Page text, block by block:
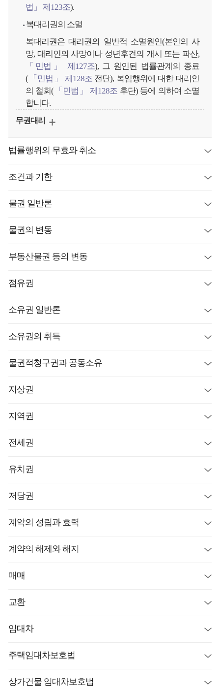
법」 제123조).
복대리권의 소멸
복대리권은 대리권의 일반적 소멸원인(본인의 사
망, 대리인의 사망이나 성년후견의 개시 또는 파산,
「민법」 제127조), 그 원인된 법률관계의 종료
( 「민법」 제128조전단), 복임행위에 대한 대리인
의 철회( 「민법」 제128조 후단) 등에 의하여 소멸
합니다.
무권대리
법률행위의 무효와 취소
조건과 기한
물권 일반론
물권의 변동
부동산물권 등의 변동
점유권
소유권 일반론
소유권의 취득
물권적청구권과 공동소유
지상권
지역권
전세권
유치권
저당권
계약의 성립과 효력
계약의 해제와 해지
매매
교환
임대차
주택임대차보호법
상가건물 임대차보호법